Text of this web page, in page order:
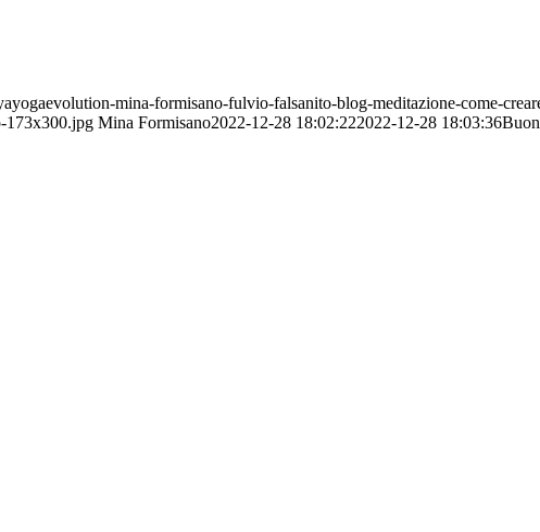
mina-formisano-fulvio-falsanito-blog-meditazione-come-
173x300.jpg Mina Formisano2022-12-28 18:02:222022-12-28 18:03:36